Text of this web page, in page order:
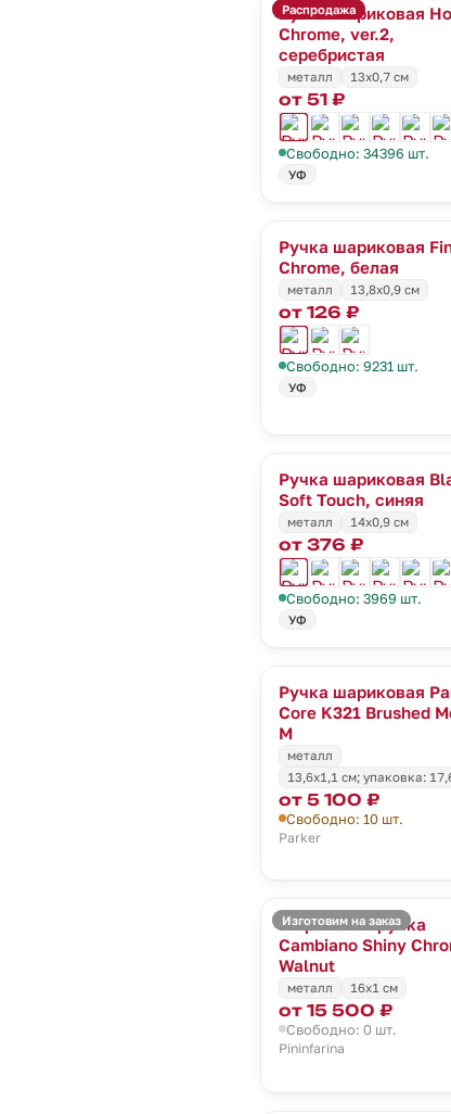
Распродажа
Ручка шариковая
Chrome, ver.2,
серебристая
металл 13х0,7 см
от 51 ₽
Свободно: 34396 шт.
УФ
Ручка шариковая
Chrome, белая
металл 13,8х0,9 см
от 126 ₽
Свободно: 9231 шт.
УФ
Ручка шариковая
Soft Touch, синяя
металл 14х0,9 см
от 376 ₽
Свободно: 3969 шт.
УФ
Ручка шариковая
Core K321 Brushed
M
металл
13,6x1,1 см; упаковка:
от 5 100 ₽
Свободно: 10 шт.
Parker
Изготовим на заказ
Шариковая ручка
Cambiano Shiny
Walnut
металл 16x1 cм
от 15 500 ₽
Свободно: 0 шт.
Pininfarina